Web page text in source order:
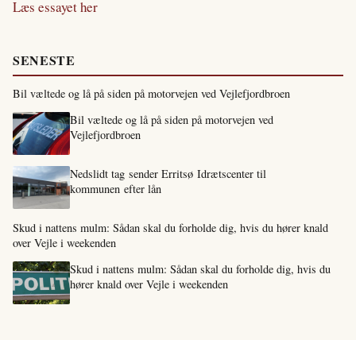
Læs essayet her
SENESTE
Bil væltede og lå på siden på motorvejen ved Vejlefjordbroen
Bil væltede og lå på siden på motorvejen ved
Vejlefjordbroen
Nedslidt tag sender Erritsø Idrætscenter til
kommunen efter lån
Skud i nattens mulm: Sådan skal du forholde dig, hvis du hører knald
over Vejle i weekenden
Skud i nattens mulm: Sådan skal du forholde dig, hvis du
hører knald over Vejle i weekenden